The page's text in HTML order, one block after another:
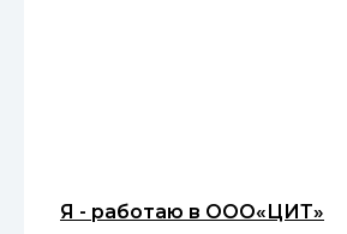
Я - работаю в ООО«ЦИТ»